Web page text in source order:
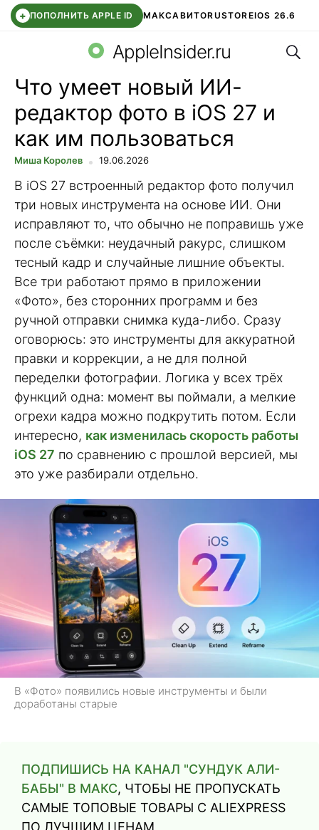
+ ПОПОЛНИТЬ APPLE ID МАКСАВИТОRUSTOREIOS 26.6
СБЕР КИДС ВТБ ОНЛАЙН ЧАТ В ROBLOX
AppleInsider.ru
Что умеет новый ИИ-
редактор фото в iOS 27 и
как им пользоваться
Миша Королев 19.06.2026
В iOS 27 встроенный редактор фото получил
три новых инструмента на основе ИИ. Они
исправляют то, что обычно не поправишь уже
после съёмки: неудачный ракурс, слишком
тесный кадр и случайные лишние объекты.
Все три работают прямо в приложении
«Фото», без сторонних программ и без
ручной отправки снимка куда-либо. Сразу
оговорюсь: это инструменты для аккуратной
правки и коррекции, а не для полной
переделки фотографии. Логика у всех трёх
функций одна: момент вы поймали, а мелкие
огрехи кадра можно подкрутить потом. Если
интересно, как изменилась скорость работы
iOS 27 по сравнению с прошлой версией, мы
это уже разбирали отдельно.
В «Фото» появились новые инструменты и были
доработаны старые
ПОДПИШИСЬ НА КАНАЛ "СУНДУК АЛИ-
БАБЫ" В МАКС, ЧТОБЫ НЕ ПРОПУСКАТЬ
САМЫЕ ТОПОВЫЕ ТОВАРЫ С ALIEXPRESS
ПО ЛУЧШИМ ЦЕНАМ